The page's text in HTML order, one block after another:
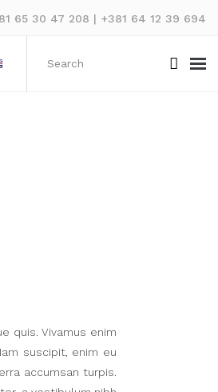
65 30 47 208 | +381 64 12 39 694
quis. Vivamus enim
suscipit, enim eu
accumsan turpis.